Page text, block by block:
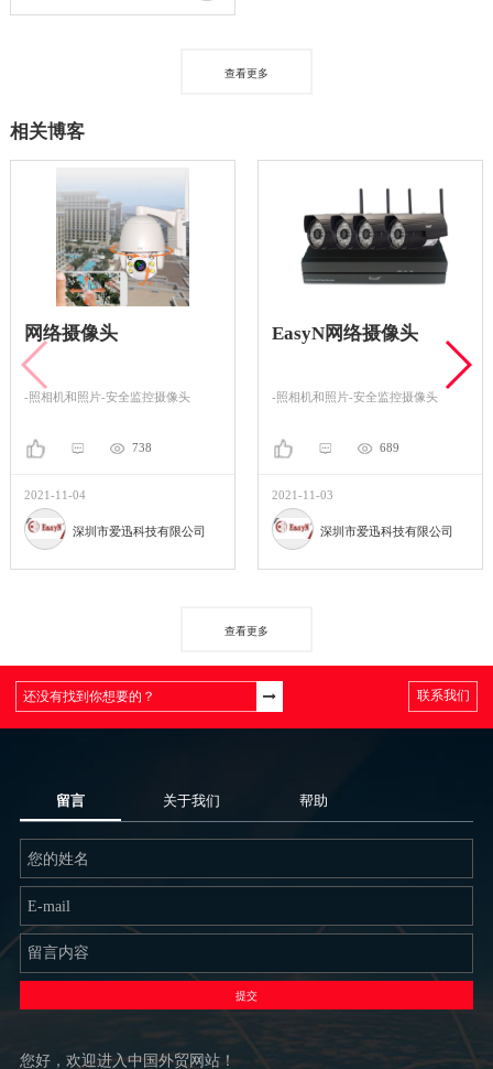
查看更多
相关博客
网络摄像头
-照相机和照片-安全监控摄像头
738
2021-11-04
深圳市爱迅科技有限公司
EasyN网络摄像头
-照相机和照片-安全监控摄像头
689
2021-11-03
深圳市爱迅科技有限公司
查看更多
联系我们
留言 关于我们 帮助
提交
您好，欢迎进入中国外贸网站！